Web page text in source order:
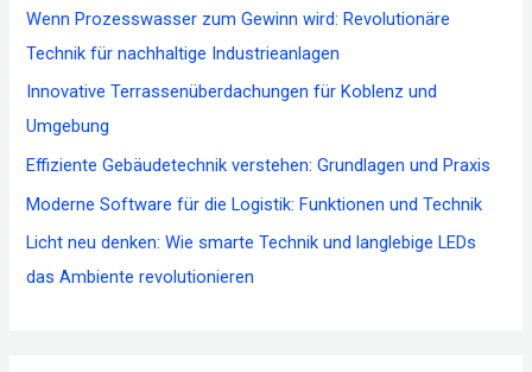
Wenn Prozesswasser zum Gewinn wird: Revolutionäre
Technik für nachhaltige Industrieanlagen
Innovative Terrassenüberdachungen für Koblenz und
Umgebung
Effiziente Gebäudetechnik verstehen: Grundlagen und Praxis
Moderne Software für die Logistik: Funktionen und Technik
Licht neu denken: Wie smarte Technik und langlebige LEDs
das Ambiente revolutionieren